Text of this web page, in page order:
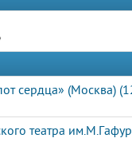
сердца» (Москва)
театра